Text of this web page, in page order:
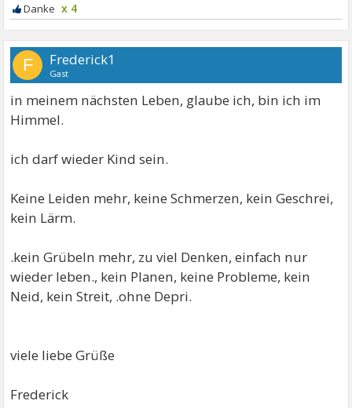
x 4
F Frederick1
Gast
in meinem nächsten Leben, glaube ich, bin ich im
Himmel.
ich darf wieder Kind sein.
Keine Leiden mehr, keine Schmerzen, kein Geschrei,
kein Lärm.
.kein Grübeln mehr, zu viel Denken, einfach nur
wieder leben., kein Planen, keine Probleme, kein
Neid, kein Streit, .ohne Depri.
viele liebe Grüße
Frederick